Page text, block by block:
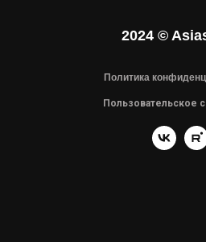
2024 ©
Политика
Пользовательское